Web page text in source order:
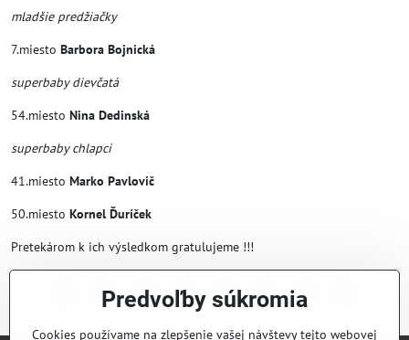
mladšie predžiačky
7.miesto Barbora Bojnická
superbaby dievčatá
54.miesto Nina Dedinská
superbaby chlapci
41.miesto Marko Pavlovič
50.miesto Kornel Ďuríček
Pretekárom k ich výsledkom gratulujeme !!!
FacebookTwitterBlueskyPinterestReddit LinkedInWhatsApp
Predvoľby súkromia
Cookies používame na zlepšenie vašej návštevy tejto webovej